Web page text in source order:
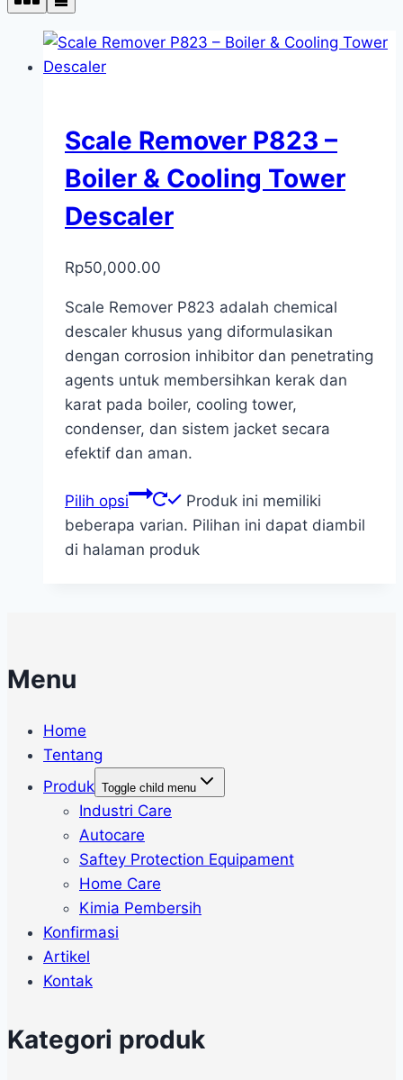
Scale Remover P823 –
Boiler & Cooling Tower
Descaler
Rp50,000.00
Scale Remover P823 adalah chemical
descaler khusus yang diformulasikan
dengan corrosion inhibitor dan penetrating
agents untuk membersihkan kerak dan
karat pada boiler, cooling tower,
condenser, dan sistem jacket secara
efektif dan aman.
Pilih opsi
Produk ini memiliki
beberapa varian. Pilihan ini dapat diambil
di halaman produk
Menu
Home
Tentang
Produk Toggle child menu
Industri Care
Autocare
Saftey Protection Equipament
Home Care
Kimia Pembersih
Konfirmasi
Artikel
Kontak
Kategori produk